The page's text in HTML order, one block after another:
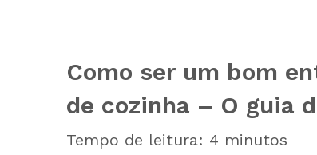
Como ser um bom
de cozinha – O guia
Tempo de leitura: 4 minutos